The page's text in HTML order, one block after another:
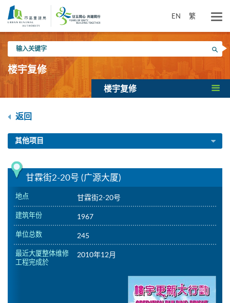
内
EN 繁
入
关
键
搜寻
楼宇复修
楼宇复修
返回
其他项目
甘霖街2-20号 (广源大厦)
地点 甘霖街2-20号
建筑年份 1967
单位总数 245
最近大厦整体维修
工程完成於
2010年12月